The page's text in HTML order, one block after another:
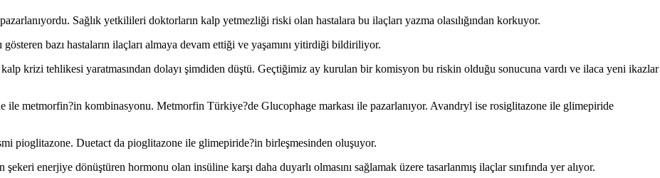
Sağlık yetkilileri doktorların kalp yetmezliği riski olan hastalara bu ilaçları yazma olasılığından korkuyor.
bazı hastaların ilaçları almaya devam ettiği ve yaşamını yitirdiği bildiriliyor.
krizi tehlikesi yaratmasından dolayı şimdiden düştü. Geçtiğimiz ay kurulan bir komisyon bu riskin olduğu sonucuna vardı ve ilaca yeni ikazlar
ile metmorfin?in kombinasyonu. Metmorfin Türkiye?de Glucophage markası ile pazarlanıyor. Avandryl ise rosiglitazone ile glimepiride
pioglitazone. Duetact da pioglitazone ile glimepiride?in birleşmesinden oluşuyor.
enerjiye dönüştüren hormonu olan insüline karşı daha duyarlı olmasını sağlamak üzere tasarlanmış ilaçlar sınıfında yer alıyor.